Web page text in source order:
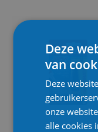
Deze
van
Deze
onze
alle cookies